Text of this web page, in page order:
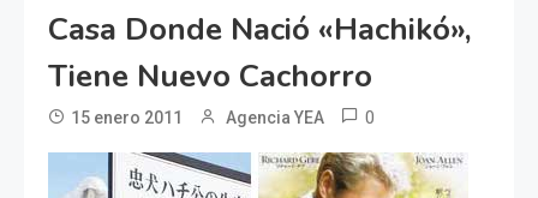
Casa Donde Nació «Hachikó»,
Tiene Nuevo Cachorro
15 enero 2011 Agencia YEA 0